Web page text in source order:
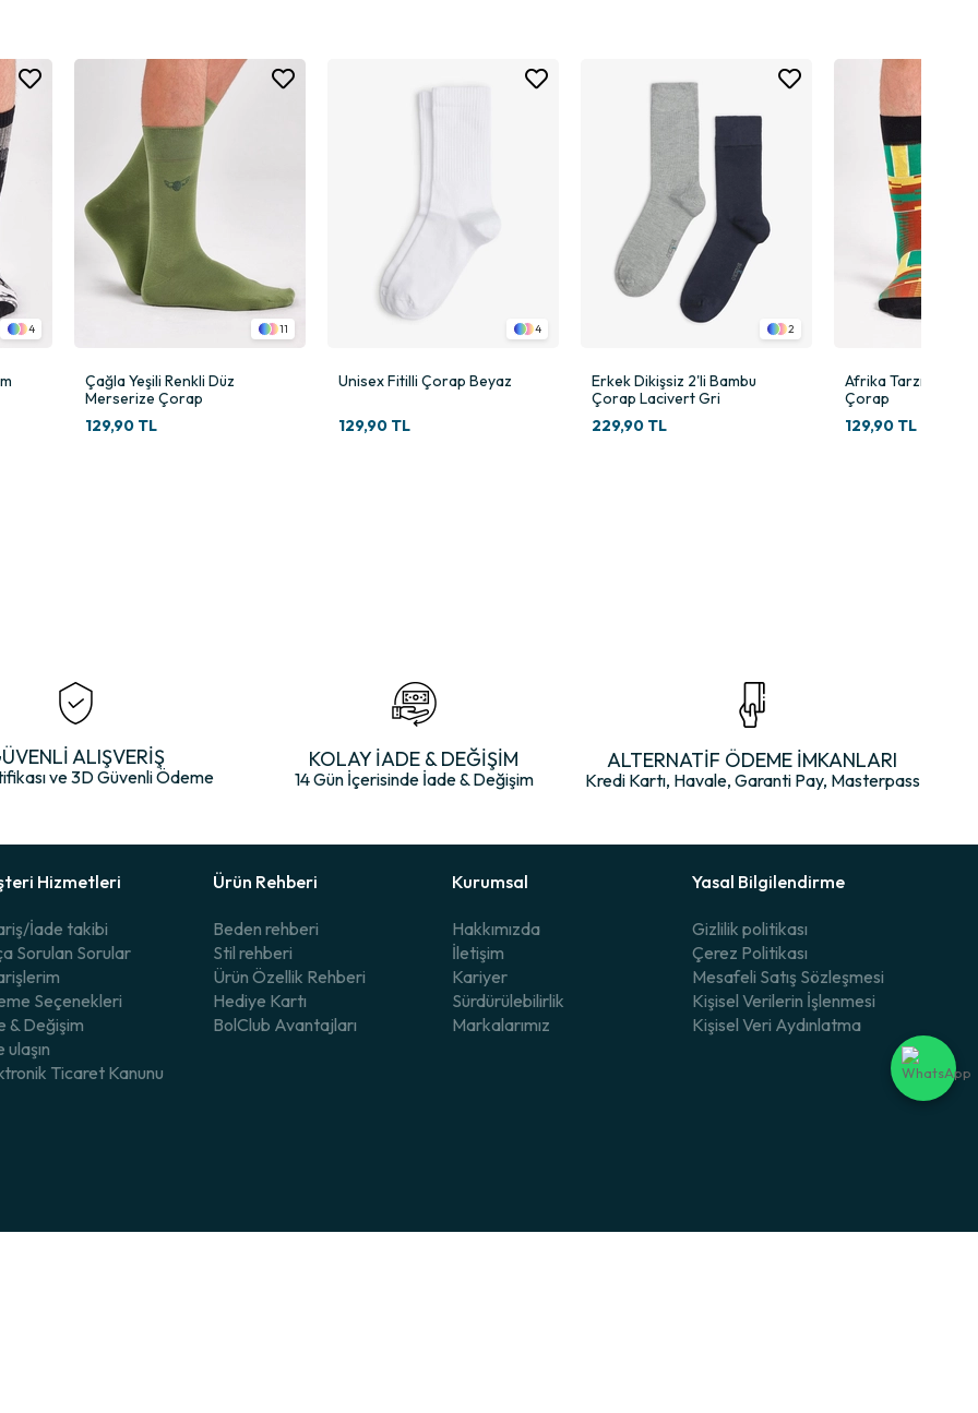
ile üretilmesidir. Standart ipliklere kıyasla çok daha kaliteli bir yüzey sunan kompakt bambu ipliği, çoraba önemli avantajlar kazandırır:
Bu sayede terleme, kötü koku ve rahatsızlık hissi minimuma iner. Gün içerisinde yoğun tempoyla hareket eden erkekler için bu özellik
Hem klasik kombinlerde hem de günlük kullanımda en çok tercih edilen renklerden biridir. Bu modelde siyah zemini tamamlayan üç çizgi
Doğal yumuşaklık, nefes alabilirlik ve ipeksi dokunuş gibi özellikler sayesinde bambu ipliği, ayağa temas eden her noktada rahat bir
tutar.
dikiş, ayakkabı içinde baskı oluşturarak yürüyüş sırasında ağrıya ve tahrişe sebep olabilir. Bu modelde ise tam tersine dikişsiz burun
4 11
Çağla Yeşili Renkli Düz
Merserize Çorap
129,90 TL
4
Unisex Fitilli Çorap Beyaz
129,90 TL
2
Erkek Dikişsiz 2'li Bambu
Çorap Lacivert Gri
229,90 TL
Afrika Tarzı Etnik
Çorap
129,90 TL
ALIŞVERİŞ
ve 3D Güvenli Ödeme
KOLAY İADE & DEĞİŞİM
14 Gün İçerisinde İade & Değişim
ALTERNATİF ÖDEME İMKANLARI
Kredi Kartı, Havale, Garanti Pay, Masterpass
Hizmetleri
İade takibi
Sorulan Sorular
Seçenekleri
& Değişim
ulaşın
Ticaret Kanunu
Ürün Rehberi
Beden rehberi
Stil rehberi
Ürün Özellik Rehberi
Hediye Kartı
BolClub Avantajları
Kurumsal
Hakkımızda
İletişim
Kariyer
Sürdürülebilirlik
Markalarımız
Yasal Bilgilendirme
Gizlilik politikası
Çerez Politikası
Mesafeli Satış Sözleşmesi
Kişisel Verilerin İşlenmesi
Kişisel Veri Aydınlatma